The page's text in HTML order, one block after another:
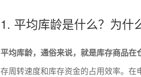
1. 平均库龄是什么？为什
平均库龄，通俗来说，就是库存商品在
存周转速度和库存资金的占用效率。